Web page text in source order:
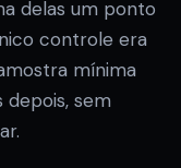
delas um ponto
controle era
mínima
depois, sem